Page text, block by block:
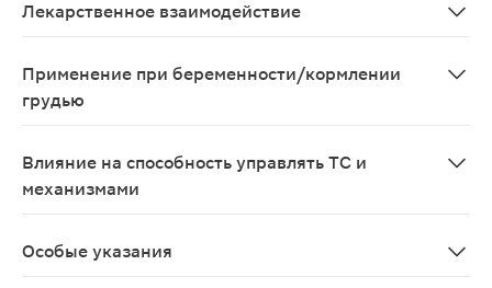
Лекарственное взаимодействие
Применение при беременности/кормлении
грудью
Влияние на способность управлять ТС и
механизмами
Особые указания